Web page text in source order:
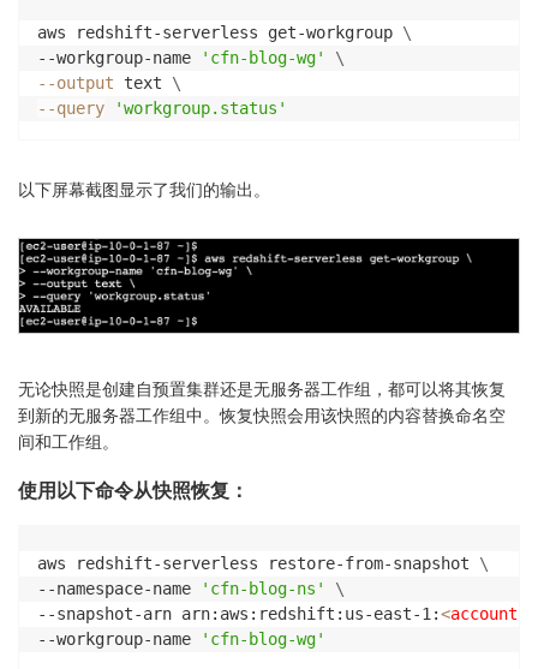
aws redshift-serverless get-workgroup \
--workgroup-name
'cfn-blog-wg'
\
--output text \
--query
'workgroup.status'
以下屏幕截图显示了我们的输出。
无论快照是创建自预置集群还是无服务器工作组，都可以将其恢复
到新的无服务器工作组中。恢复快照会用该快照的内容替换命名空
间和工作组。
使用以下命令从快照恢复：
aws redshift-serverless restore-from-snapshot \
--namespace-name
'cfn-blog-ns'
\
--snapshot-arn arn:aws:redshift:us-east-1:<account-
--workgroup-name
'cfn-blog-wg'